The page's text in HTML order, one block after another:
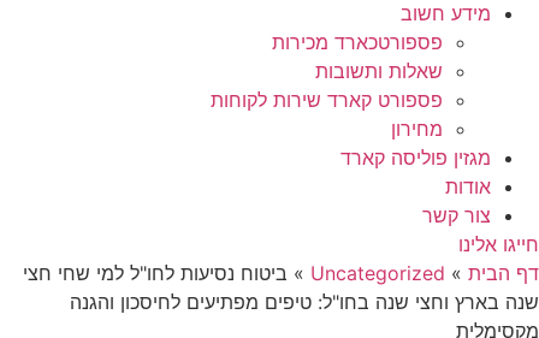
מידע חשוב
פספורטכארד מכירות
שאלות ותשובות
פספורט קארד שירות לקוחות
מחירון
מגזין פוליסה קארד
אודות
צור קשר
חייגו אלינו
דף הבית »
Uncategorized
» ביטוח נסיעות לחו"ל למי שחי חצי
שנה בארץ וחצי שנה בחו"ל: טיפים מפתיעים לחיסכון והגנה
מקסימלית